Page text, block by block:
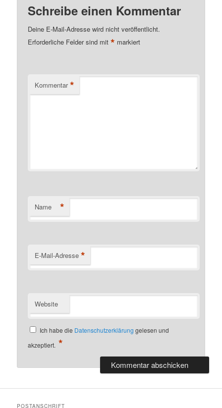
Schreibe einen Kommentar
Deine E-Mail-Adresse wird nicht veröffentlicht.
Erforderliche Felder sind mit* markiert
Kommentar *
Name *
E-Mail-Adresse *
Website
Ich habe die Datenschutzerklärunggelesen und
akzeptiert. *
POSTANSCHRIFT